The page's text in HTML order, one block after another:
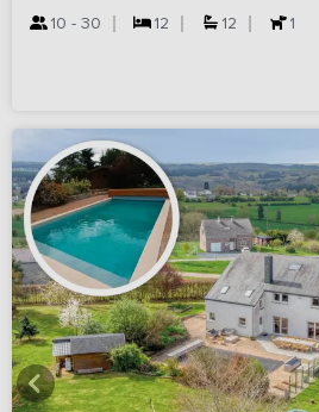
10 - 30 12 12 1